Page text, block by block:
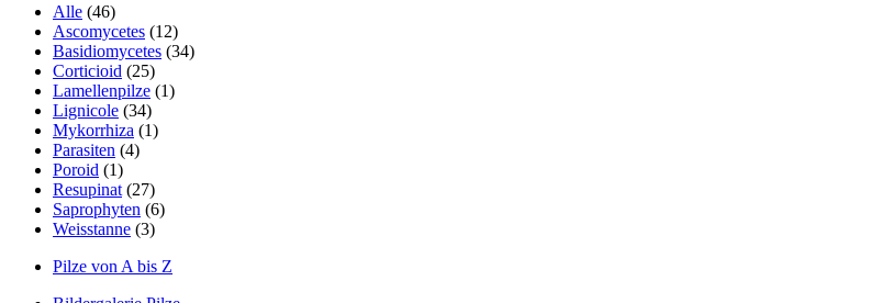
Alle (46)
Ascomycetes (12)
Basidiomycetes (34)
Corticioid (25)
Lamellenpilze (1)
Lignicole (34)
Mykorrhiza (1)
Parasiten (4)
Poroid (1)
Resupinat (27)
Saprophyten (6)
Weisstanne (3)
Pilze von A bis Z